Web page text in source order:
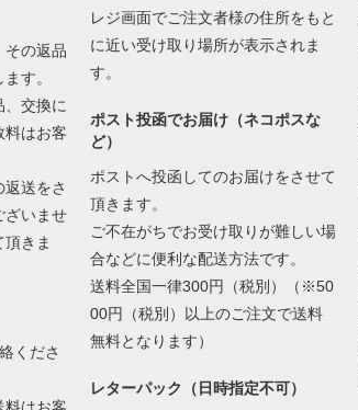
その返品
す。
、交換に
料はお客
送をさ
ざいませ
きま
くださ
レジ画面でご注文者様の住所をもと
に近い受け取り場所が表示されま
す。
ポスト投函でお届け（ネコポスな
ど）
ポストへ投函してのお届けをさせて
頂きます。
ご不在がちでお受け取りが難しい場
合などに便利な配送方法です。
送料全国一律300円（税別）（※50
00円（税別）以上のご注文で送料
無料となります）
レターパック（日時指定不可）